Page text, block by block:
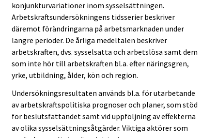
konjunkturvariationer inom sysselsättningen.
Arbetskraftsundersökningens tidsserier beskriver
däremot förändringarna på arbetsmarknaden under
längre perioder. De årliga medeltalen beskriver
arbetskraften, dvs. sysselsatta och arbetslösa samt dem
som inte hör till arbetskraften bl.a. efter näringsgren,
yrke, utbildning, ålder, kön och region.
Undersökningsresultaten används bl.a. för utarbetande
av arbetskraftspolitiska prognoser och planer, som stöd
för beslutsfattandet samt vid uppföljning av effekterna
av olika sysselsättningsåtgärder. Viktiga aktörer som